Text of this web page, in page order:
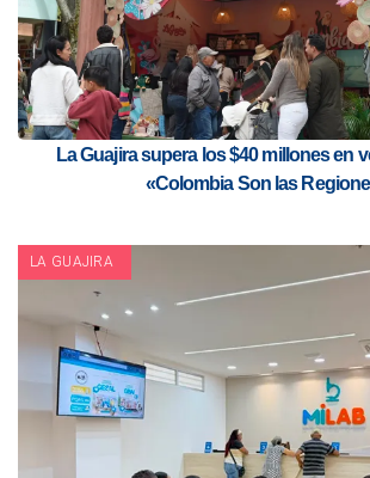
La Guajira supera los $40 millones en
«Colombia Son las
LA GUAJIRA